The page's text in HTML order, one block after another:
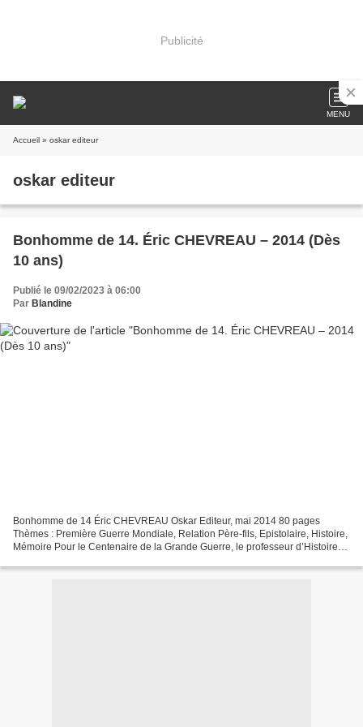
Publicité
MENU
Accueil » oskar editeur
oskar editeur
Bonhomme de 14. Éric CHEVREAU – 2014 (Dès
10 ans)
Publié le 09/02/2023 à 06:00
Par Blandine
Bonhomme de 14 Éric CHEVREAU Oskar Editeur, mai 2014 80 pages
Thèmes : Première Guerre Mondiale, Relation Père-fils, Epistolaire, Histoire,
Mémoire Pour le Centenaire de la Grande Guerre, le professeur d’Histoire